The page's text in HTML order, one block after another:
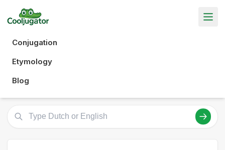
Conjugation
Etymology
Blog